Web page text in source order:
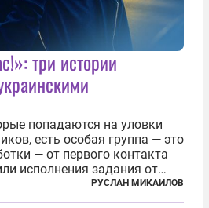
три истории
попадаются на уловки
есть особая группа — это
— от первого контакта
исполнения задания от
от двух часов до
Детей превращают в
РУСЛАН МИКАИЛОВ